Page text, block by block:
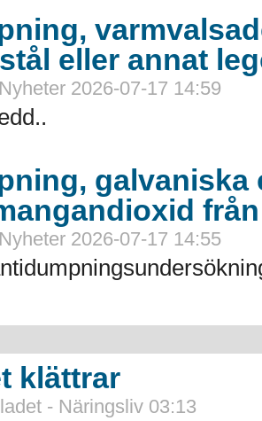
eller annat
2026-07-17 14:59
galvaniska
2026-07-17 14:55
klättrar
- Näringsliv 03:13